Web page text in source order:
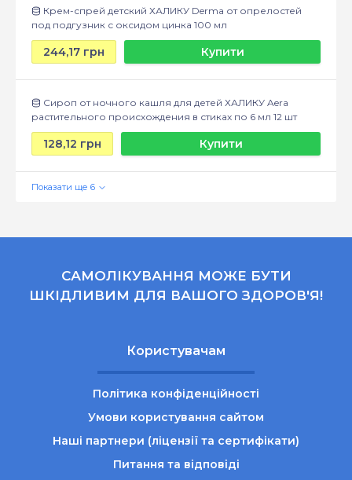
Крем-спрей детский ХАЛИКУ Derma от опрелостей
под подгузник с оксидом цинка 100 мл
244,17 грн Купити
Сироп от ночного кашля для детей ХАЛИКУ Aera
растительного происхождения в стиках по 6 мл 12 шт
128,12 грн Купити
САМОЛІКУВАННЯ МОЖЕ БУТИ
ШКІДЛИВИМ ДЛЯ ВАШОГО ЗДОРОВ'Я!
Користувачам
Політика конфіденційності
Умови користування сайтом
Наші партнери (ліцензії та сертифікати)
Питання та відповіді